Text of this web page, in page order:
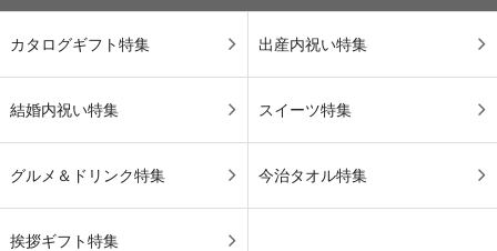
カタログギフト特集 出産内祝い特集
結婚内祝い特集 スイーツ特集
グルメ＆ドリンク特集 今治タオル特集
挨拶ギフト特集